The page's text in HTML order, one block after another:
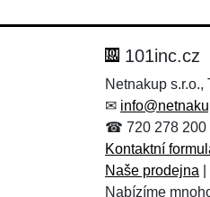
Zpráva*
Zpráva*
101inc.cz
Netnakup
✉
☎ 720 278 200
Kontaktní
Naše prodejna
Nabízíme